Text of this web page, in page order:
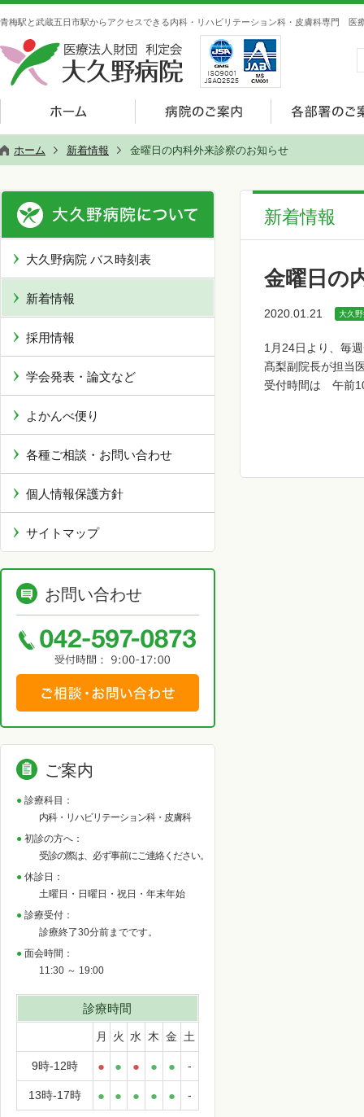
青梅駅と武蔵五日市駅からアクセスできる内科・リハビリテーション科・皮膚科専門 医
ホーム 新着情報 金曜日の内科外来診察のお知らせ
新着情報
金曜日の
2020.01.21 大久
1月24日より、毎
髙梨副院長が担当
受付時間は 午前
大久野病院 バス時刻表
新着情報
採用情報
学会発表・論文など
よかんべ便り
各種ご相談・お問い合わせ
個人情報保護方針
サイトマップ
お問い合わせ
ご案内
診療科目：
内科・リハビリテーション科・皮膚科
初診の方へ：
受診の際は、必ず事前にご連絡ください。
休診日：
土曜日・日曜日・祝日・年末年始
診療受付：
診療終了30分前までです。
面会時間：
11:30 ～ 19:00
診療時間
月 火 水 木 金 土
9時-12時 ● ● ● ● ● -
13時-17時 ● ● ● ● ● -